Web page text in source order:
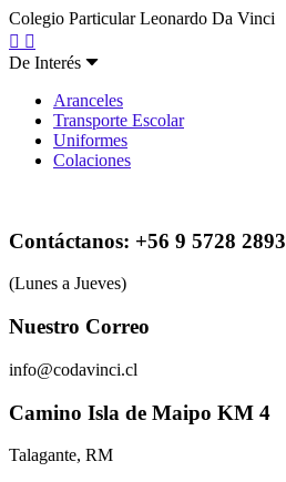
Colegio Particular Leonardo Da Vinci
De Interés
Aranceles
Transporte Escolar
Uniformes
Colaciones
Contáctanos: +56 9 5728 2893
(Lunes a Jueves)
Nuestro Correo
info@codavinci.cl
Camino Isla de Maipo KM 4
Talagante, RM